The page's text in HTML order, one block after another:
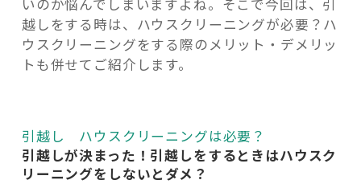
協賛・協力店
これからの暮らし 住み替え相談
いのか悩んでしまいますよね。そこで今回は、引
越しをする時は、ハウスクリーニングが必要？ハ
ウスクリーニングをする際のメリット・デメリッ
トも併せてご紹介します。
引越し ハウスクリーニングは必要？
引越しが決まった！引越しをするときはハウスク
リーニングをしないとダメ？